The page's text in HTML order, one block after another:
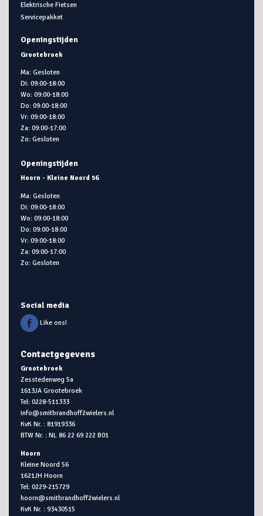
Elektrische Fietsen
Servicepakket
Openingstijden
Grootebroek
Ma: Gesloten
Di: 09:00-18:00
Wo: 09:00-18:00
Do: 09:00-18:00
Vr: 09:00-18:00
Za: 09:00-17:00
Zo: Gesloten
Openingstijden
Hoorn - Kleine Noord 56
Ma: Gesloten
Di: 09:00-18:00
Wo: 09:00-18:00
Do: 09:00-18:00
Vr: 09:00-18:00
Za: 09:00-17:00
Zo: Gesloten
Social media
Like ons!
Contactgegevens
Grootebroek
Zesstedenweg 5a
1613JA Grootebroek
Tel: 0228-511333
info@smitbrandhoff2wielers.nl
KvK Nr. : 81919336
BTW Nr. : NL 86 22 69 222 B01
Hoorn
Kleine Noord 56
1621JH Hoorn
Tel: 0229-215729
hoorn@smitbrandhoff2wielers.nl
KvK Nr. : 93430515